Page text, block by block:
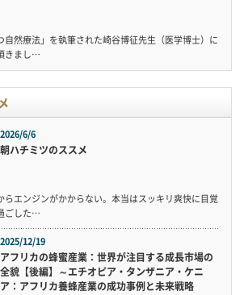
自然療法」を執筆された崎谷博征先生（医学博士）に
きまし…
2026/6/6
朝ハチミツのススメ
らエンジンがかからない。本当はスッキリ爽快に目覚
ごした…
2025/12/19
アフリカの蜂蜜産業：世界が注目する成長市場の
全貌【後編】～エチオピア・タンザニア・ケニ
ア：アフリカ養蜂産業の成功事例と未来戦略